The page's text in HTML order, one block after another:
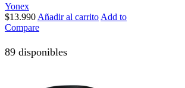
Yonex
$13.990 Añadir al carrito Add to
Compare
89 disponibles